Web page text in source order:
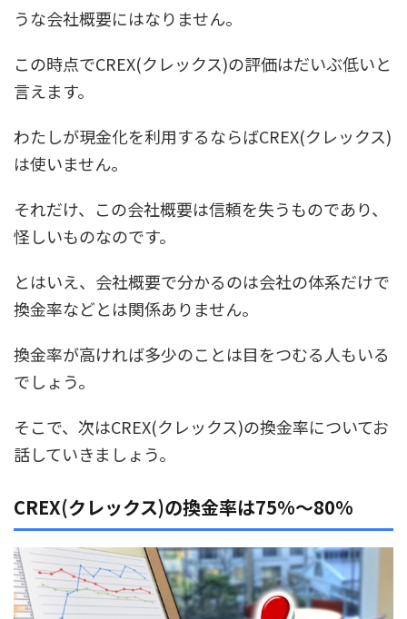
うな会社概要にはなりません。
この時点でCREX(クレックス)の評価はだいぶ低いと
言えます。
わたしが現金化を利用するならばCREX(クレックス)
は使いません。
それだけ、この会社概要は信頼を失うものであり、
怪しいものなのです。
とはいえ、会社概要で分かるのは会社の体系だけで
換金率などとは関係ありません。
換金率が高ければ多少のことは目をつむる人もいる
でしょう。
そこで、次はCREX(クレックス)の換金率についてお
話していきましょう。
CREX(クレックス)の換金率は75%～80%